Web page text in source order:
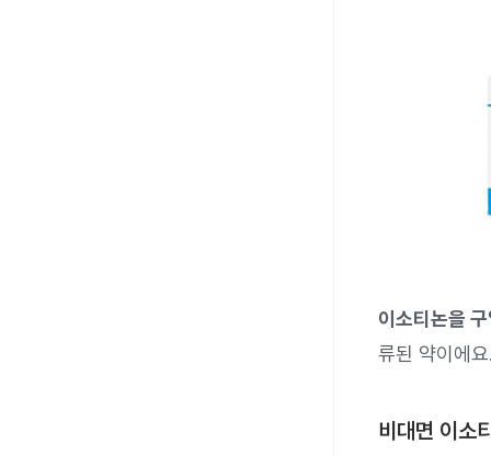
이소티논을
류된 약이에
비대면 이소